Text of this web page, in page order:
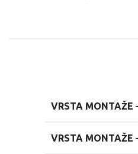
VRSTA MONTAŽE
VRSTA MONTAŽE